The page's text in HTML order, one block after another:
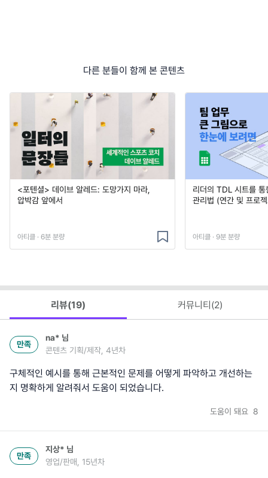
다른 분들이 함께 본 콘텐츠
<포텐셜> 데이브 알레드: 도망가지 마라,
압박감 앞에서
아티클 · 6분 분량
리더의 TDL 시트를
관리법 (연간 및 프로
아티클 · 9분 분량
리뷰(19) 커뮤니티(2)
만족
na* 님
콘텐츠 기획/제작, 4년차
구체적인 예시를 통해 근본적인 문제를 어떻게 파악하고 개선하는
지 명확하게 알려줘서 도움이 되었습니다.
도움이 돼요 8
만족
지상* 님
영업/판매, 15년차